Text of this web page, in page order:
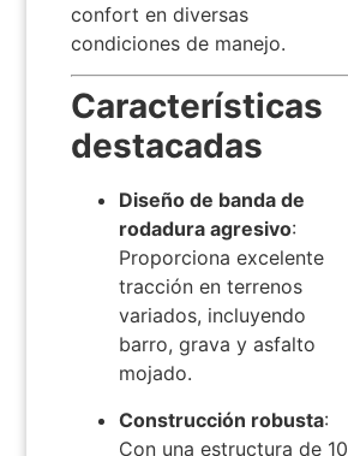
confort en diversas
condiciones de manejo.
Características
destacadas
Diseño de banda de
rodadura agresivo:
Proporciona excelente
tracción en terrenos
variados, incluyendo
barro, grava y asfalto
mojado.
Construcción robusta:
Con una estructura de 10